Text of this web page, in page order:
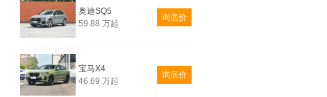
奥迪SQ5
59.88 万起
询底价
宝马X4
46.69 万起
询底价